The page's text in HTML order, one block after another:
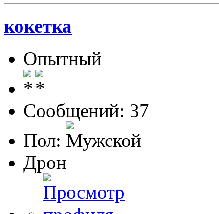
кокетка
Опытный
Сообщений: 37
Пол:
Дрон